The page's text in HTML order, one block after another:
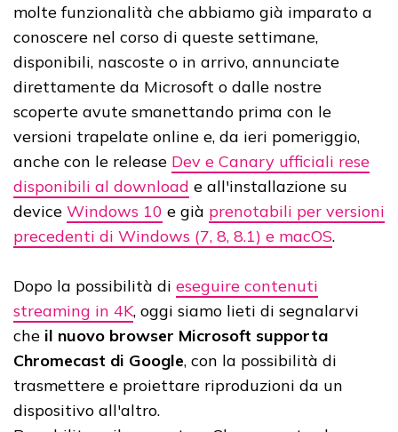
molte funzionalità che abbiamo già imparato a
conoscere nel corso di queste settimane,
disponibili, nascoste o in arrivo, annunciate
direttamente da Microsoft o dalle nostre
scoperte avute smanettando prima con le
versioni trapelate online e, da ieri pomeriggio,
anche con le release Dev e Canary ufficiali rese
disponibili al download e all'installazione su
device Windows 10 e già prenotabili per versioni
precedenti di Windows (7, 8, 8.1) e macOS.
Dopo la possibilità di eseguire contenuti
streaming in 4K, oggi siamo lieti di segnalarvi
che il nuovo browser Microsoft supporta
Chromecast di Google, con la possibilità di
trasmettere e proiettare riproduzioni da un
dispositivo all'altro.